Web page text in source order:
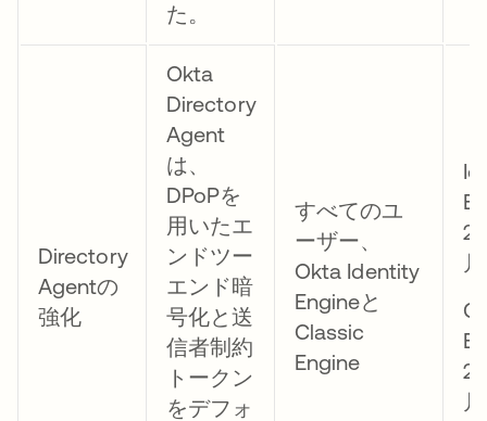
た。
Directory
Agentの
強化
Okta
Directory
Agent
は、
DPoPを
用いたエ
ンドツー
エンド暗
号化と送
信者制約
トークン
をデフォ
すべてのユ
ーザー、
Okta Identity
Engineと
Classic
Engine
月